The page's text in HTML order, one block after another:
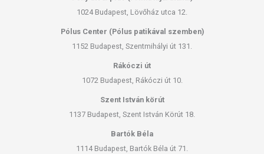
1024 Budapest, Lövőház utca 12.
Pólus Center (Pólus patikával szemben)
1152 Budapest, Szentmihályi út 131.
Rákóczi út
1072 Budapest, Rákóczi út 10.
Szent István körút
1137 Budapest, Szent István Körút 18.
Bartók Béla
1114 Budapest, Bartók Béla út 71.